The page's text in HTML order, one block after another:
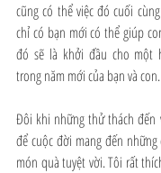
cũng có thể việc đó cuối
chỉ có bạn mới có thể giúp
đó sẽ là khởi đầu cho một
trong năm mới của bạn và con.
Đôi khi những thử thách đến
để cuộc đời mang đến
món quà tuyệt vời. Tôi rất